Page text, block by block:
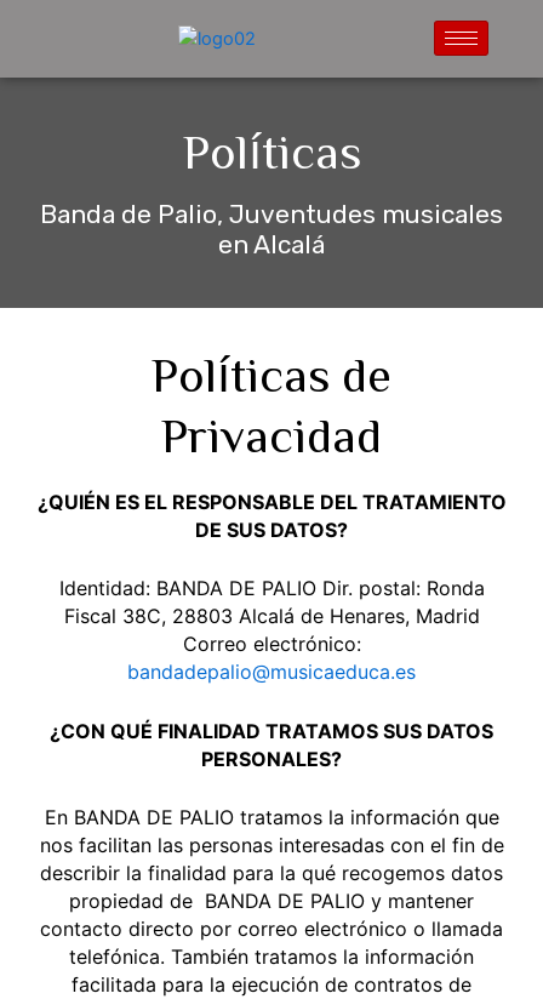
Políticas
Banda de Palio, Juventudes musicales
en Alcalá
Políticas de
Privacidad
¿QUIÉN ES EL RESPONSABLE DEL TRATAMIENTO
DE SUS DATOS?
Identidad: BANDA DE PALIO Dir. postal: Ronda
Fiscal 38C, 28803 Alcalá de Henares, Madrid
Correo electrónico:
bandadepalio@musicaeduca.es
¿CON QUÉ FINALIDAD TRATAMOS SUS DATOS
PERSONALES?
En BANDA DE PALIO tratamos la información que
nos facilitan las personas interesadas con el fin de
describir la finalidad para la qué recogemos datos
propiedad de BANDA DE PALIO y mantener
contacto directo por correo electrónico o llamada
telefónica. También tratamos la información
facilitada para la ejecución de contratos de